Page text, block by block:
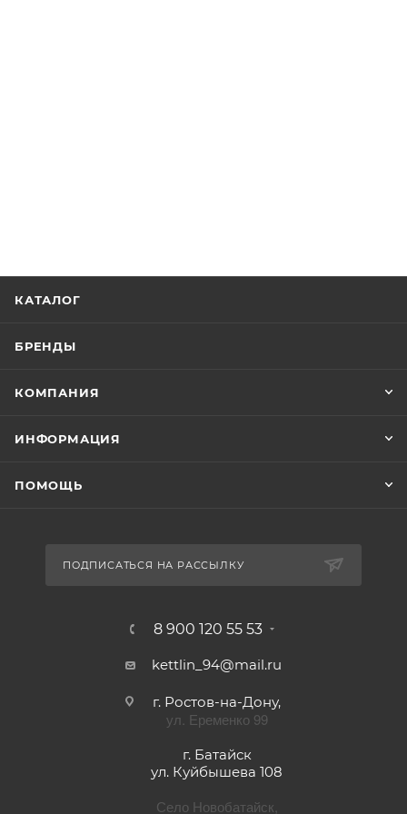
КАТАЛОГ
БРЕНДЫ
КОМПАНИЯ
ИНФОРМАЦИЯ
ПОМОЩЬ
ПОДПИСАТЬСЯ НА РАССЫЛКУ
8 900 120 55 53
kettlin_94@mail.ru
г. Ростов-на-Дону,
ул. Еременко 99
г. Батайск
ул. Куйбышева 108
Село Новобатайск,